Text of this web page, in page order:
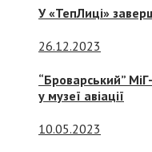
У «ТепЛиці»
26.12.2023
“Броварський”
у музеї авіації
10.05.2023